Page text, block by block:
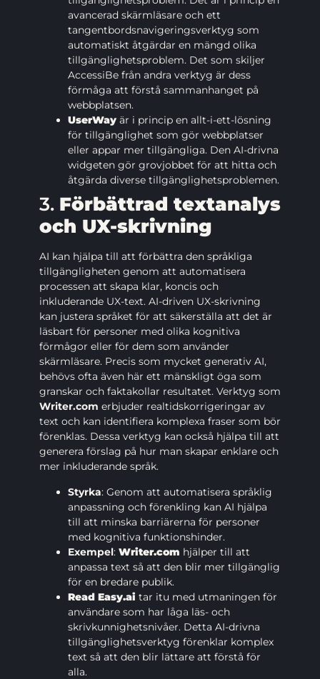
avancerad skärmläsare och ett
tangentbordsnavigeringsverktyg som
automatiskt åtgärdar en mängd olika
tillgänglighetsproblem. Det som skiljer
AccessiBe från andra verktyg är dess
förmåga att förstå sammanhanget på
webbplatsen.
UserWayär i princip en allt-i-ett-lösning
för tillgänglighet som gör webbplatser
eller appar mer tillgängliga. Den AI-drivna
widgeten gör grovjobbet för att hitta och
åtgärda diverse tillgänglighetsproblemen.
3. Förbättrad textanalys
och UX-skrivning
AI kan hjälpa till att förbättra den språkliga
tillgängligheten genom att automatisera
processen att skapa klar, koncis och
inkluderande UX-text. AI-driven UX-skrivning
kan justera språket för att säkerställa att det är
läsbart för personer med olika kognitiva
förmågor eller för dem som använder
skärmläsare. Precis som mycket generativ AI,
behövs ofta även här ett mänskligt öga som
granskar och faktakollar resultatet. Verktyg som
Writer.com erbjuder realtidskorrigeringar av
text och kan identifiera komplexa fraser som bör
förenklas. Dessa verktyg kan också hjälpa till att
generera förslag på hur man skapar enklare och
mer inkluderande språk.
Styrka: Genom att automatisera språklig
anpassning och förenkling kan AI hjälpa
till att minska barriärerna för personer
med kognitiva funktionshinder.
Exempel: Writer.com hjälper till att
anpassa text så att den blir mer tillgänglig
för en bredare publik.
Read Easy.ai tar itu med utmaningen för
användare som har låga läs- och
skrivkunnighetsnivåer. Detta AI-drivna
tillgänglighetsverktyg förenklar komplex
text så att den blir lättare att förstå för
alla.